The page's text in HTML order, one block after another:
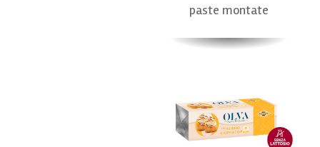
paste montate